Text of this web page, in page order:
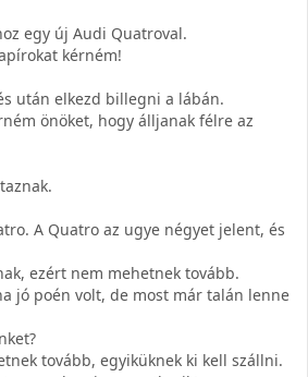
egy új Audi Quatroval.
kérném!
után elkezd billegni a lábán.
önöket, hogy álljanak félre az
A Quatro az ugye négyet jelent, és
ezért nem mehetnek tovább.
jó poén volt, de most már talán lenne
tovább, egyiküknek ki kell szállni.